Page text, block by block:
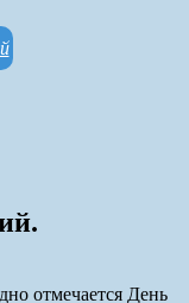
отмечается День